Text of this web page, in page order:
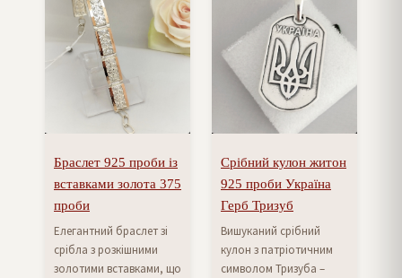
Браслет 925 проби із
вставками золота 375
проби
Елегантний браслет зі
срібла з розкішними
золотими вставками, що
Срібний кулон житон
925 проби Україна
Герб Тризуб
Вишуканий срібний
кулон з патріотичним
символом Тризуба –